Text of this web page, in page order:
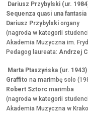
Dariusz Przybylski (ur.
Sequenza quasi una fantasia
Dariusz Przybylski organy
(nagroda w kategorii
Akademia Muzyczna im.
Pedagog laureata: Andrzej
Marta Ptaszyńska (ur. 1943)
Graffito na marimbę solo
Robert Sztorc marimba
(nagroda w kategorii
Akademia Muzyczna w